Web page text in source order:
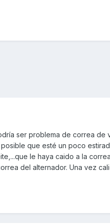
ser problema de correa de
que esté un poco
le haya caido a la
del alternador. Una vez